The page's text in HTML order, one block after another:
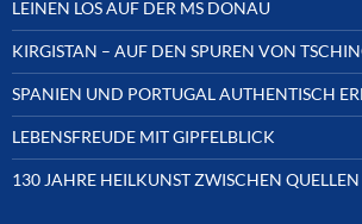
LEINEN LOS AUF DER MS DONAU
KIRGISTAN – AUF DEN SPUREN VON
SPANIEN UND PORTUGAL AUTHENTISCH
LEBENSFREUDE MIT GIPFELBLICK
130 JAHRE HEILKUNST ZWISCHEN